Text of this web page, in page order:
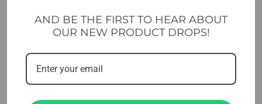
Page d'accueil
Tapis de course Evolve
LED)
1,249.00€
Transversal et fonctionnel
Support mural Evolve (WR-
AND BE THE FIRST TO HEAR ABOUT
OUR NEW PRODUCT DROPS!